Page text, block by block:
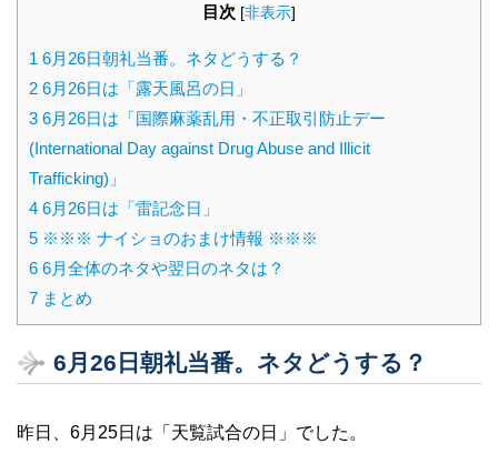
目次 [非表示]
1 6月26日朝礼当番。ネタどうする？
2 6月26日は「露天風呂の日」
3 6月26日は「国際麻薬乱用・不正取引防止デー
(International Day against Drug Abuse and Illicit
Trafficking)」
4 6月26日は「雷記念日」
5 ※※※ ナイショのおまけ情報 ※※※
6 6月全体のネタや翌日のネタは？
7 まとめ
6月26日朝礼当番。ネタどうする？
昨日、6月25日は「天覧試合の日」でした。